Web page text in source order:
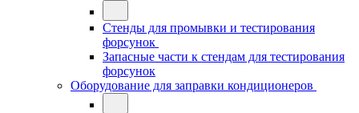
Стенды для промывки и тестирования
форсунок
Запасные части к стендам для тестирования
форсунок
Оборудование для заправки кондиционеров